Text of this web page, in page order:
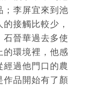
；李屏宜來到池
接觸比較少，
晉華過去多使
的環境裡，他感
過他門口的農
作品開始有了顏